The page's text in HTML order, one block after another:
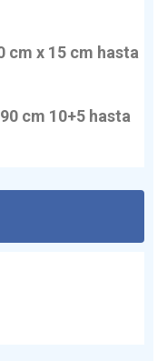
cm x 15 cm hasta
cm 10+5 hasta